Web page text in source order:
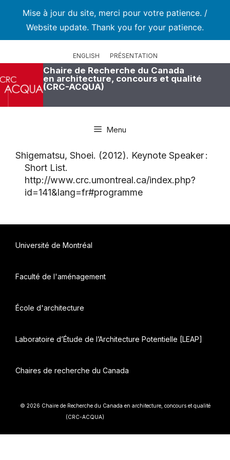
Mise à jour du site, merci pour votre patience. /
Website update. Thank you for your patience.
ENGLISH PRÉSENTATION
Chaire de Recherche du Canada
en architecture, concours et qualité
(CRC-ACQUA)
Menu
Shigematsu, Shoei. (2012). Keynote Speaker :
Short List.
http://www.crc.umontreal.ca/index.php?
id=141&lang=fr#programme
Université de Montréal
Faculté de l'aménagement
École d'architecture
Laboratoire d’Étude de l’Architecture Potentielle [LEAP]
Chaires de recherche du Canada
© 2026 Chaire de Recherche du Canada en architecture, concours et qualité
(CRC-ACQUA)